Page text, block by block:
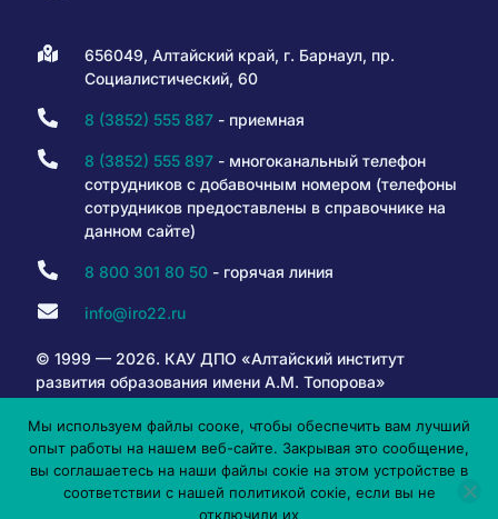
656049, Алтайский край, г. Барнаул, пр.
Социалистический, 60
8 (3852) 555 887- приемная
8 (3852) 555 897- многоканальный телефон
сотрудников с добавочным номером (телефоны
сотрудников предоставлены в справочнике на
данном сайте)
8 800 301 80 50- горячая линия
info@iro22.ru
© 1999 — 2026. КАУ ДПО «Алтайский институт
развития образования имени А.М. Топорова»
6+
Мы используем файлы сооке, чтобы обеспечить вам лучший
опыт работы на нашем веб-сайте. Закрывая это сообщение,
вы соглашаетесь на наши файлы сокіе на этом устройстве в
соответствии с нашей политикой сокіе, если вы не
отключили их